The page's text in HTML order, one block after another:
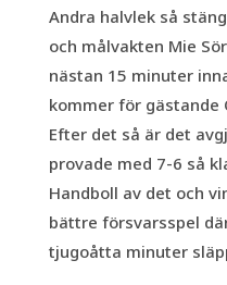
Andra halvlek så
och målvakten Mie
nästan 15 minuter
kommer för gästande
Efter det så är det
provade med 7-6 så
Handboll av det och
bättre försvarsspel
tjugoåtta minuter